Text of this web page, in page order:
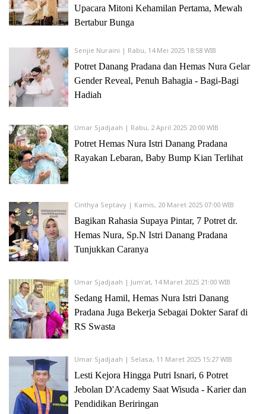
Upacara Mitoni Kehamilan Pertama, Mewah
Bertabur Bunga
Senjie Nuraini | Rabu, 14 Mei 2025 18:58 WIB
Potret Danang Pradana dan Hemas Nura Gelar
Gender Reveal, Penuh Bahagia - Bagi-Bagi
Hadiah
Umar Sjadjaah | Rabu, 2 April 2025 20:00 WIB
Potret Hemas Nura Istri Danang Pradana
Rayakan Lebaran, Baby Bump Kian Terlihat
Cinthya Septavy | Kamis, 20 Maret 2025 07:00 WIB
Bagikan Rahasia Supaya Pintar, 7 Potret dr.
Hemas Nura, Sp.N Istri Danang Pradana
Tunjukkan Caranya
Umar Sjadjaah | Jum'at, 14 Maret 2025 21:00 WIB
Sedang Hamil, Hemas Nura Istri Danang
Pradana Juga Bekerja Sebagai Dokter Saraf di
RS Swasta
Umar Sjadjaah | Selasa, 11 Maret 2025 15:27 WIB
Lesti Kejora Hingga Putri Isnari, 6 Potret
Jebolan D'Academy Saat Wisuda - Karier dan
Pendidikan Beriringan